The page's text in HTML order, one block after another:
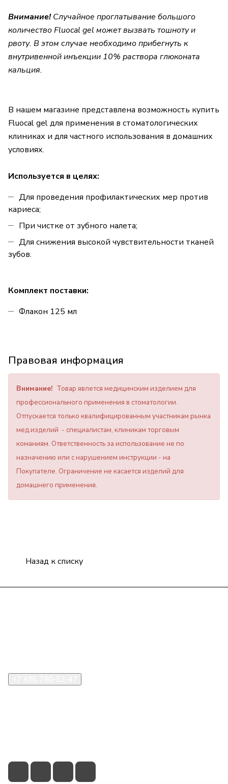
Внимание!Случайное проглатывание большого
количество Fluocal gel может вызвать тошноту и
рвоту. В этом случае необходимо прибегнуть к
внутривенной инъекции 10% раствора глюконата
кальция.
В нашем магазине представлена возможность купить
Fluocal gel для применения в стоматологических
клиниках и для частного использования в домашних
условиях.
Используется в целях:
Для проведения профилактических мер против
кариеса;
При чистке от зубного налета;
Для снижения высокой чувствительности тканей
зубов.
Комплект поставки:
Флакон 125 мл
Правовая информация
Внимание! Товар явлется медицинским изделием для
профессионального применения в стоматологии.
Отпускается только квалифицированным участникам рынка
мед.изделий - специалистам, клиникам торговым
команиям. Ответственность за использование не по
назначению или с нарушением инструкции - на
Покупателе. Ограничение не касается изделий для
домашнего применения.
Назад к списку